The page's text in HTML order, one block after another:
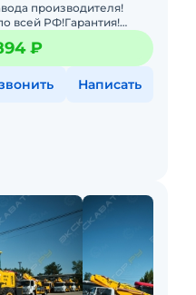
производителя!
всей РФ!Гарантия!
SEM 636D с
₽
Написать